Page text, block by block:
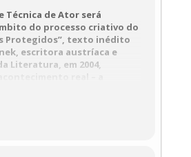
Técnica de Ator será
do processo criativo do
Protegidos”, texto inédito
escritora austríaca e
Literatura, em 2004,
em busca de asilo na
espetáculo do